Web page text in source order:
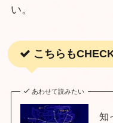
い。
こちらも
あわせて読みたい
知